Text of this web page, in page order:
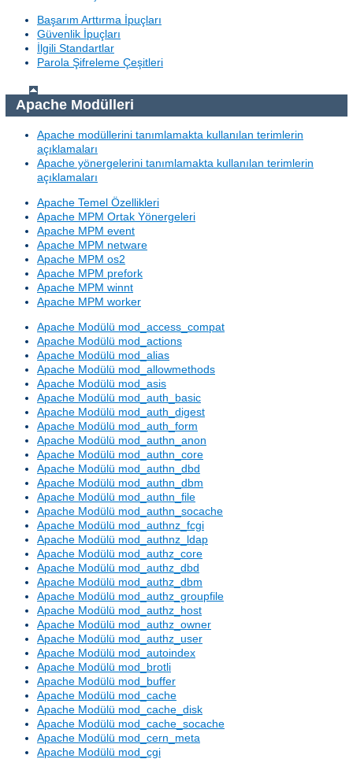
Başarım Arttırma İpuçları
Güvenlik İpuçları
İlgili Standartlar
Parola Şifreleme Çeşitleri
Apache Modülleri
Apache modüllerini tanımlamakta kullanılan terimlerin
açıklamaları
Apache yönergelerini tanımlamakta kullanılan terimlerin
açıklamaları
Apache Temel Özellikleri
Apache MPM Ortak Yönergeleri
Apache MPM event
Apache MPM netware
Apache MPM os2
Apache MPM prefork
Apache MPM winnt
Apache MPM worker
Apache Modülü mod_access_compat
Apache Modülü mod_actions
Apache Modülü mod_alias
Apache Modülü mod_allowmethods
Apache Modülü mod_asis
Apache Modülü mod_auth_basic
Apache Modülü mod_auth_digest
Apache Modülü mod_auth_form
Apache Modülü mod_authn_anon
Apache Modülü mod_authn_core
Apache Modülü mod_authn_dbd
Apache Modülü mod_authn_dbm
Apache Modülü mod_authn_file
Apache Modülü mod_authn_socache
Apache Modülü mod_authnz_fcgi
Apache Modülü mod_authnz_ldap
Apache Modülü mod_authz_core
Apache Modülü mod_authz_dbd
Apache Modülü mod_authz_dbm
Apache Modülü mod_authz_groupfile
Apache Modülü mod_authz_host
Apache Modülü mod_authz_owner
Apache Modülü mod_authz_user
Apache Modülü mod_autoindex
Apache Modülü mod_brotli
Apache Modülü mod_buffer
Apache Modülü mod_cache
Apache Modülü mod_cache_disk
Apache Modülü mod_cache_socache
Apache Modülü mod_cern_meta
Apache Modülü mod_cgi